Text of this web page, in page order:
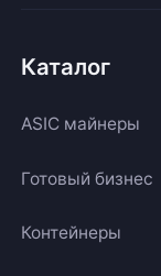
Каталог
ASIC майнеры
Готовый бизнес
Контейнеры